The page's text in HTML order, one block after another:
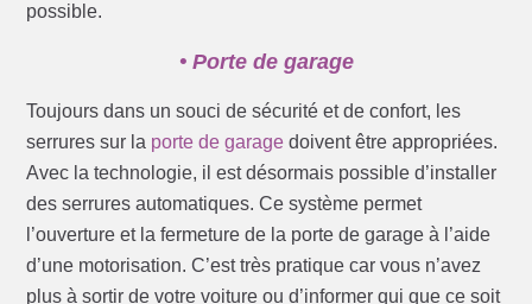
possible.
• Porte de garage
Toujours dans un souci de sécurité et de confort, les
serrures sur la porte de garage doivent être appropriées.
Avec la technologie, il est désormais possible d’installer
des serrures automatiques. Ce système permet
l’ouverture et la fermeture de la porte de garage à l’aide
d’une motorisation. C’est très pratique car vous n’avez
plus à sortir de votre voiture ou d’informer qui que ce soit